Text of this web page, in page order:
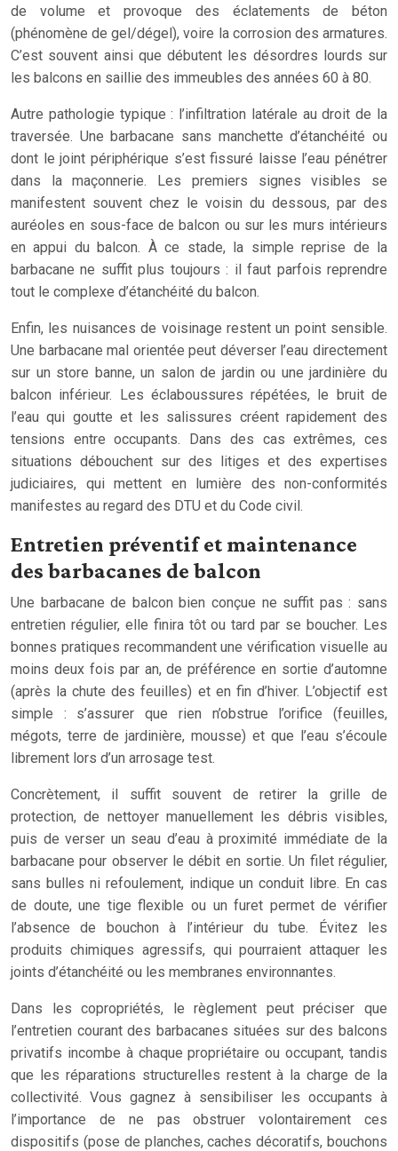
de volume et provoque des éclatements de béton
(phénomène de gel/dégel), voire la corrosion des armatures.
C’est souvent ainsi que débutent les désordres lourds sur
les balcons en saillie des immeubles des années 60 à 80.
Autre pathologie typique : l’infiltration latérale au droit de la
traversée. Une barbacane sans manchette d’étanchéité ou
dont le joint périphérique s’est fissuré laisse l’eau pénétrer
dans la maçonnerie. Les premiers signes visibles se
manifestent souvent chez le voisin du dessous, par des
auréoles en sous-face de balcon ou sur les murs intérieurs
en appui du balcon. À ce stade, la simple reprise de la
barbacane ne suffit plus toujours : il faut parfois reprendre
tout le complexe d’étanchéité du balcon.
Enfin, les nuisances de voisinage restent un point sensible.
Une barbacane mal orientée peut déverser l’eau directement
sur un store banne, un salon de jardin ou une jardinière du
balcon inférieur. Les éclaboussures répétées, le bruit de
l’eau qui goutte et les salissures créent rapidement des
tensions entre occupants. Dans des cas extrêmes, ces
situations débouchent sur des litiges et des expertises
judiciaires, qui mettent en lumière des non-conformités
manifestes au regard des DTU et du Code civil.
Entretien préventif et maintenance
des barbacanes de balcon
Une barbacane de balcon bien conçue ne suffit pas : sans
entretien régulier, elle finira tôt ou tard par se boucher. Les
bonnes pratiques recommandent une vérification visuelle au
moins deux fois par an, de préférence en sortie d’automne
(après la chute des feuilles) et en fin d’hiver. L’objectif est
simple : s’assurer que rien n’obstrue l’orifice (feuilles,
mégots, terre de jardinière, mousse) et que l’eau s’écoule
librement lors d’un arrosage test.
Concrètement, il suffit souvent de retirer la grille de
protection, de nettoyer manuellement les débris visibles,
puis de verser un seau d’eau à proximité immédiate de la
barbacane pour observer le débit en sortie. Un filet régulier,
sans bulles ni refoulement, indique un conduit libre. En cas
de doute, une tige flexible ou un furet permet de vérifier
l’absence de bouchon à l’intérieur du tube. Évitez les
produits chimiques agressifs, qui pourraient attaquer les
joints d’étanchéité ou les membranes environnantes.
Dans les copropriétés, le règlement peut préciser que
l’entretien courant des barbacanes situées sur des balcons
privatifs incombe à chaque propriétaire ou occupant, tandis
que les réparations structurelles restent à la charge de la
collectivité. Vous gagnez à sensibiliser les occupants à
l’importance de ne pas obstruer volontairement ces
dispositifs (pose de planches, caches décoratifs, bouchons